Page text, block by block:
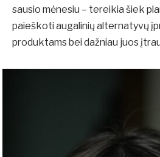
sausio mėnesiu – tereikia šiek
paieškoti augalinių alternatyvų
produktams bei dažniau juos